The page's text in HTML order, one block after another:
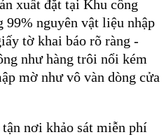
xuất đặt tại Khu công
99% nguyên vật liệu nhập
tờ khai báo rõ ràng -
như hàng trôi nổi kém
mờ như vô vàn dòng cửa
nơi khảo sát miễn phí